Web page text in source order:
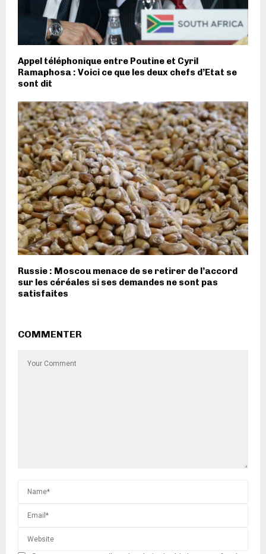
Appel téléphonique entre Poutine et Cyril
Ramaphosa : Voici ce que les deux chefs d’Etat se
sont dit
Russie : Moscou menace de se retirer de l’accord
sur les céréales si ses demandes ne sont pas
satisfaites
COMMENTER